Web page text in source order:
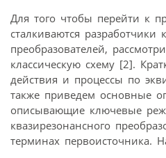
Для того чтобы перейти к
сталкиваются разработчики
преобразователей,
классическую схему [2].
действия и процессы по
также приведем основные
описывающие ключевые
квазирезонансного
терминах первоисточника.